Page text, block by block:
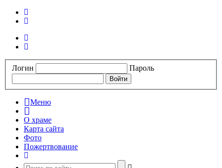
Логин Пароль
Меню
О храме
Карта сайта
Фото
Пожертвование